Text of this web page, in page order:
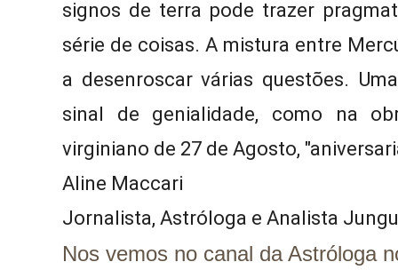
signos de terra pode trazer
série de coisas. A mistura entre
a desenroscar várias questões.
sinal de genialidade, como na
virginiano de 27 de Agosto,
Aline Maccari
Jornalista, Astróloga e Analista
Nos vemos no canal da Astróloga